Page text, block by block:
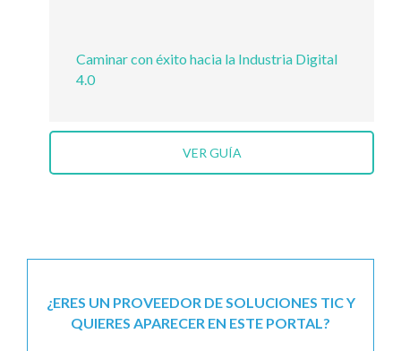
Caminar con éxito hacia la Industria Digital
4.0
VER GUÍA
¿ERES UN PROVEEDOR DE SOLUCIONES TIC Y
QUIERES APARECER EN ESTE PORTAL?